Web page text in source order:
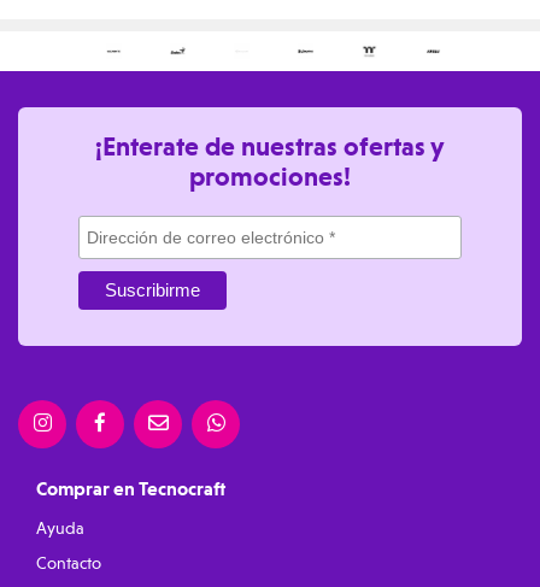
¡Enterate de nuestras ofertas y
promociones!
Comprar en Tecnocraft
Ayuda
Contacto